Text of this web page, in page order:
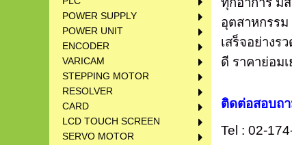
POWER SUPPLY
POWER UNIT
ENCODER
VARICAM
STEPPING MOTOR
RESOLVER
CARD
LCD TOUCH SCREEN
SERVO MOTOR
อุตสาหกรรม
เสร็จอย่าง
ดี ราคาย่อม
ติดต่อสอบถ
Tel : 02-